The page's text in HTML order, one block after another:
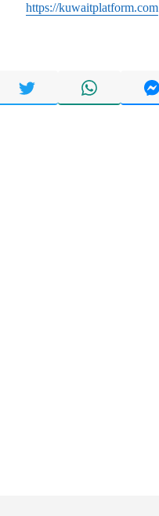
https://kuwaitplatform.com